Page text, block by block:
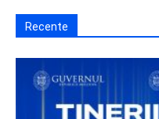
Recente